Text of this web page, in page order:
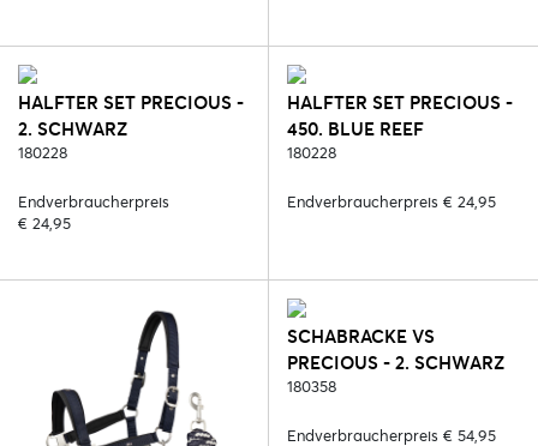
HALFTER SET PRECIOUS -
2. SCHWARZ
180228
Endverbraucherpreis
€ 24,95
HALFTER SET PRECIOUS -
450. BLUE REEF
180228
Endverbraucherpreis € 24,95
SCHABRACKE VS
PRECIOUS - 2. SCHWARZ
180358
Endverbraucherpreis € 54,95